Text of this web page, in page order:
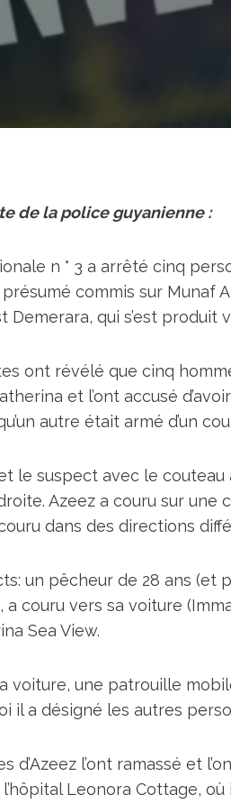
de la police guyanienne :
n ° 3 a arrêté cinq
commis sur Munaf
Demerara, qui s’est produit
ont révélé que cinq
et l’ont accusé
autre était armé d’un
le suspect avec le
Azeez a couru sur une
dans des directions
un pêcheur de 28 ans
a couru vers sa voiture
Sea View.
voiture, une patrouille
il a désigné les autres
d’Azeez l’ont ramassé et
Leonora Cottage,